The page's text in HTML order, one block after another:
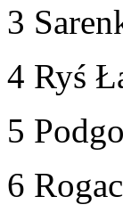
3
4 Ryś
5
6